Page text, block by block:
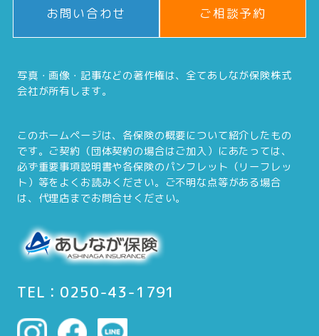
お問い合わせ ご相談予約
写真・画像・記事などの著作権は、全てあしなが保険株式
会社が所有します。
このホームページは、各保険の概要について紹介したもの
です。ご契約（団体契約の場合はご加入）にあたっては、
必ず重要事項説明書や各保険のパンフレット（リーフレッ
ト）等をよくお読みください。ご不明な点等がある場合
は、代理店までお問合せください。
TEL：0250-43-1791